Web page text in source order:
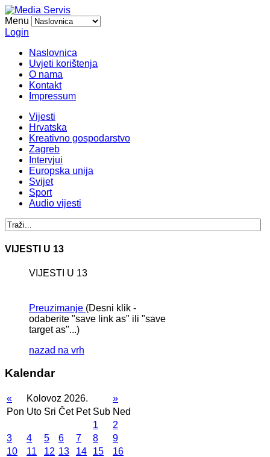
Menu
Login
Naslovnica
Uvjeti korištenja
O nama
Kontakt
Impressum
Vijesti
Hrvatska
Kreativno gospodarstvo
Zagreb
Intervjui
Europska unija
Svijet
Sport
Audio vijesti
VIJESTI U 13
VIJESTI U 13
Preuzimanje (Desni klik -
odaberite "save link as" ili "save
target as"...)
nazad na vrh
Kalendar
« Kolovoz 2026.
»
Pon Uto Sri Čet Pet Sub Ned
1
2
3
4 5 6 7 8
9
10
11 12 13 14 15
16